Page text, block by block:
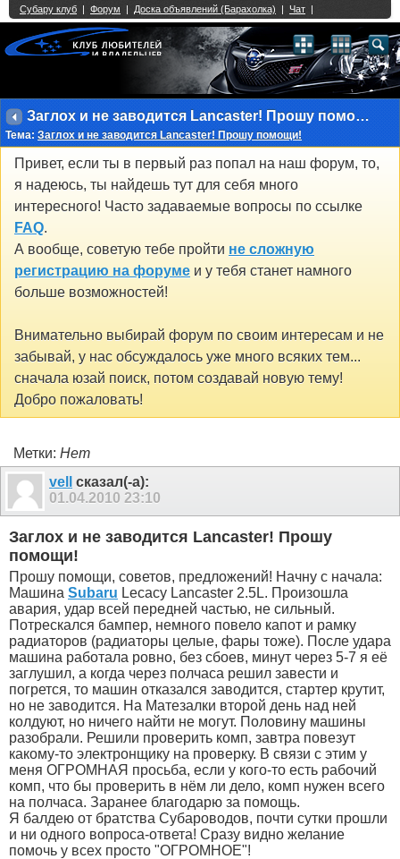
Заглох и не заводится Lancaster! Прошу помощи!
Тема: Заглох и не заводится Lancaster! Прошу помощи!
Привет, если ты в первый раз попал на наш форум, то,
я надеюсь, ты найдешь тут для себя много
интересного! Часто задаваемые вопросы по ссылке
FAQ.
А вообще, советую тебе пройти не сложную
регистрацию на форуме и у тебя станет намного
больше возможностей!
Внимательно выбирай форум по своим интересам и не
забывай, у нас обсуждалось уже много всяких тем...
сначала юзай поиск, потом создавай новую тему!
Добро пожаловать!
Метки: Нет
vell
сказал(-а):
01.04.2010 23:10
Заглох и не заводится Lancaster! Прошу
помощи!
Прошу помощи, советов, предложений! Начну с начала:
Машина Subaru Lecacy Lancaster 2.5L. Произошла
авария, удар всей передней частью, не сильный.
Потрескался бампер, немного повело капот и рамку
радиаторов (радиаторы целые, фары тоже). После удара
машина работала ровно, без сбоев, минут через 5-7 я её
заглушил, а когда через полчаса решил завести и
погрется, то машин отказался заводится, стартер крутит,
но не заводится. На Матезалки второй день над ней
колдуют, но ничего найти не могут. Половину машины
разобрали. Решили проверить комп, завтра повезут
какому-то электронщику на проверку. В связи с этим у
меня ОГРОМНАЯ просьба, если у кого-то есть рабочий
комп, что бы проверить в нём ли дело, комп нужен всего
на полчаса. Заранее благодарю за помощь.
Я балдею от братства Субароводов, почти сутки прошли
и ни одного вопроса-ответа! Сразу видно желание
помочь у всех просто "ОГРОМНОЕ"!
Single Sign On provided byvBSSO
2 3 4 5 6 7 8 9 10 11 12 13 14 15 16 17 18 21 22 23 24 25 26
27 28 29 30 31 32 33 34 35 36 37 38 39 40 41 42 43